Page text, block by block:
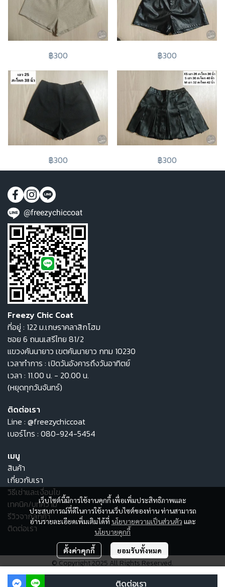
฿300 ฿300
฿300 ฿300
ติดต่อเรา
เว็บไซต์นี้มีการใช้งานคุกกี้ เพื่อเพิ่มประสิทธิภาพและ
ประสบการณ์ที่ดีในการใช้งานเว็บไซต์ของท่าน ท่านสามารถ
อ่านรายละเอียดเพิ่มเติมได้ที่ นโยบายความเป็นส่วนตัว และ
นโยบายคุกกี้
ตั้งค่าคุกกี้ ยอมรับทั้งหมด
@freezychiccoat
Freezy Chic Coat
ที่อยู่ : 122 ม.เกษราคลาสิกโฮม
ซอย 6 ถนนเสรีไทย 81/2
แขวงคันนายาว เขตคันนายาว กทม 10230
เวลาทำการ : เปิดวันอังคารถึงวันอาทิตย์
เวลา : 11.00 น. - 20.00 น.
(หยุดทุกวันจันทร์)
ติดต่อเรา
Line : @freezychiccoat
เบอร์โทร : 080-924-5454
เมนู
สินค้า
เกี่ยวกับเรา
วิธีเช่าและเงื่อนไข
เทคนิค/บทความ
รีวิวจากลูกค้า
ติดต่อเรา
© Copyright 2025 All Rights Reserved.
ผู้เข้าชมวันนี้460